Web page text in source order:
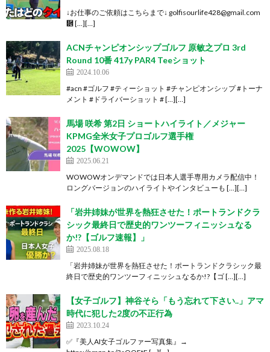
↓お仕事のご依頼はこちらまで↓ golfisourlife428@gmail.com
὾ […][…]
ACNチャンピオンシップゴルフ 原敏之プロ 3rd
Round 10番 417y PAR4 Teeショット
2024.10.06
#acn #ゴルフ #ティーショット #チャンピオンシップ #トーナ
メント #ドライバーショット # […][…]
馬場 咲希 第2日 ショートハイライト／メジャー
KPMG全米女子プロゴルフ選手権
2025【WOWOW】
2025.06.21
WOWOWオンデマンドでは日本人選手専用カメラ配信中！
ロングバージョンのハイライトやインタビューも […][…]
「岩井姉妹が世界を熱狂させた！ポートランドクラ
シック最終日で歴史的ワンツーフィニッシュなる
か!?【ゴルフ速報】」
2025.08.18
「岩井姉妹が世界を熱狂させた！ポートランドクラシック最
終日で歴史的ワンツーフィニッシュなるか!?【ゴ […][…]
【女子ゴルフ】神谷そら「もう忘れて下さい..」アマ
時代に犯した2度の不正行為
2023.10.24
✅『美人AI女子ゴルファー写真集』→